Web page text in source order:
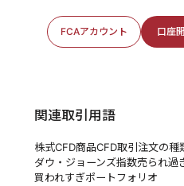
FCAアカウント 口座
関連取引用語
株式CFD商品CFD取引注文の種
ダウ・ジョーンズ指数売られ過
買われすぎポートフォリオ